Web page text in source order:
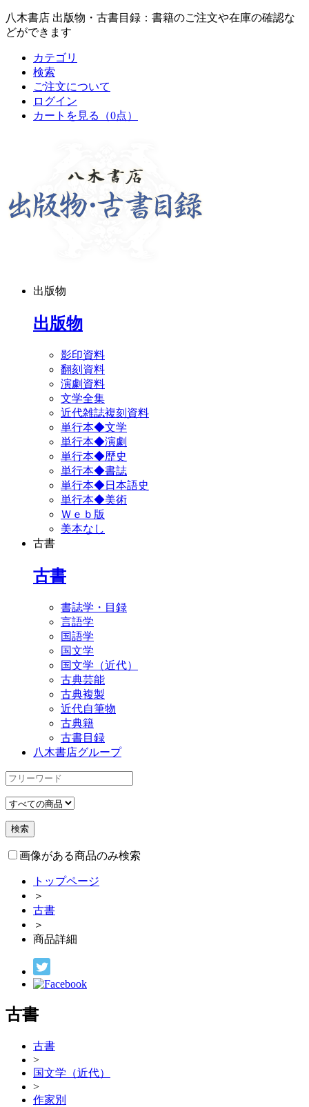
八木書店 出版物・古書目録：書籍のご注文や在庫の確認な
どができます
カテゴリ
検索
ご注文について
ログイン
カートを見る
（0点）
出版物
出版物
影印資料
翻刻資料
演劇資料
文学全集
近代雑誌複刻資料
単行本◆文学
単行本◆演劇
単行本◆歴史
単行本◆書誌
単行本◆日本語史
単行本◆美術
Ｗｅｂ版
美本なし
古書
古書
書誌学・目録
言語学
国語学
国文学
国文学（近代）
古典芸能
古典複製
近代自筆物
古典籍
古書目録
八木書店グループ
画像がある商品のみ検索
トップページ
＞
古書
＞
商品詳細
古書
古書
>
国文学（近代）
>
作家別